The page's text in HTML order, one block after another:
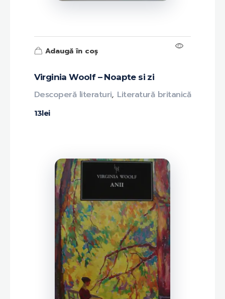
Virginia Woolf – Noapte si zi
13lei
Descoperă literaturi, Literatură britanică
Adaugă în coș